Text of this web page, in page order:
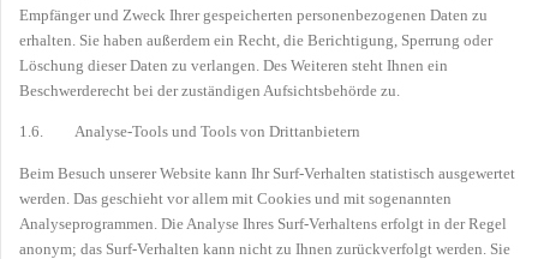
Empfänger und Zweck Ihrer gespeicherten personenbezogenen Daten zu
erhalten. Sie haben außerdem ein Recht, die Berichtigung, Sperrung oder
Löschung dieser Daten zu verlangen. Des Weiteren steht Ihnen ein
Beschwerderecht bei der zuständigen Aufsichtsbehörde zu.
1.6. Analyse-Tools und Tools von Drittanbietern
Beim Besuch unserer Website kann Ihr Surf-Verhalten statistisch ausgewertet
werden. Das geschieht vor allem mit Cookies und mit sogenannten
Analyseprogrammen. Die Analyse Ihres Surf-Verhaltens erfolgt in der Regel
anonym; das Surf-Verhalten kann nicht zu Ihnen zurückverfolgt werden. Sie